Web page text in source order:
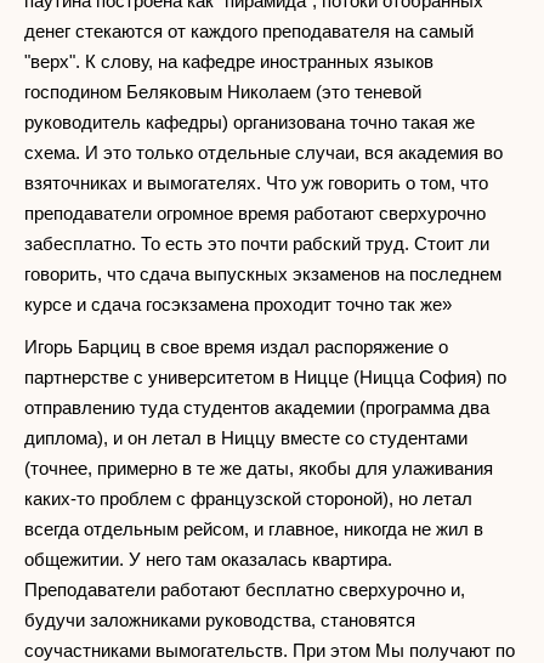
денег стекаются от каждого преподавателя на самый
"верх". К слову, на кафедре иностранных языков
господином Беляковым Николаем (это теневой
руководитель кафедры) организована точно такая же
схема. И это только отдельные случаи, вся академия во
взяточниках и вымогателях. Что уж говорить о том, что
преподаватели огромное время работают сверхурочно
забесплатно. То есть это почти рабский труд. Стоит ли
говорить, что сдача выпускных экзаменов на последнем
курсе и сдача госэкзамена проходит точно так же»
Игорь Барциц в свое время издал распоряжение о
партнерстве с университетом в Ницце (Ницца София) по
отправлению туда студентов академии (программа два
диплома), и он летал в Ниццу вместе со студентами
(точнее, примерно в те же даты, якобы для улаживания
каких-то проблем с французской стороной), но летал
всегда отдельным рейсом, и главное, никогда не жил в
общежитии. У него там оказалась квартира.
Преподаватели работают бесплатно сверхурочно и,
будучи заложниками руководства, становятся
соучастниками вымогательств. При этом Мы получают по